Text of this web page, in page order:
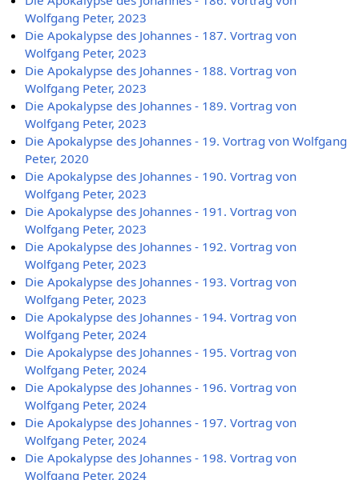
Wolfgang Peter, 2023
Die Apokalypse des Johannes - 187. Vortrag von
Wolfgang Peter, 2023
Die Apokalypse des Johannes - 188. Vortrag von
Wolfgang Peter, 2023
Die Apokalypse des Johannes - 189. Vortrag von
Wolfgang Peter, 2023
Die Apokalypse des Johannes - 19. Vortrag von Wolfgang
Peter, 2020
Die Apokalypse des Johannes - 190. Vortrag von
Wolfgang Peter, 2023
Die Apokalypse des Johannes - 191. Vortrag von
Wolfgang Peter, 2023
Die Apokalypse des Johannes - 192. Vortrag von
Wolfgang Peter, 2023
Die Apokalypse des Johannes - 193. Vortrag von
Wolfgang Peter, 2023
Die Apokalypse des Johannes - 194. Vortrag von
Wolfgang Peter, 2024
Die Apokalypse des Johannes - 195. Vortrag von
Wolfgang Peter, 2024
Die Apokalypse des Johannes - 196. Vortrag von
Wolfgang Peter, 2024
Die Apokalypse des Johannes - 197. Vortrag von
Wolfgang Peter, 2024
Die Apokalypse des Johannes - 198. Vortrag von
Wolfgang Peter, 2024